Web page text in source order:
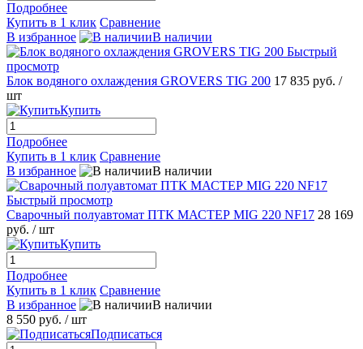
Подробнее
Купить в 1 клик Сравнение
В избранное
В наличии
Быстрый
просмотр
Блок водяного охлаждения GROVERS TIG 200 17 835 руб. /
шт
Купить
Подробнее
Купить в 1 клик Сравнение
В избранное
В наличии
Быстрый просмотр
Сварочный полуавтомат ПТК МАСТЕР MIG 220 NF17 28 169
руб. / шт
Купить
Подробнее
Купить в 1 клик Сравнение
В избранное
В наличии
8 550 руб. / шт
Подписаться